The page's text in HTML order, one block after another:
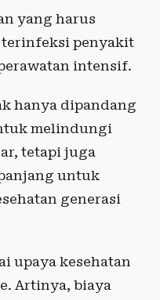
yang harus
penyakit
intensif.
hanya dipandang
melindungi
tetapi juga
untuk
generasi
upaya kesehatan
Artinya, biaya